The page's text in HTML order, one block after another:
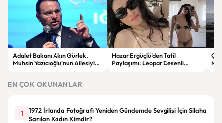
Adalet Bakanı Akın Gürlek,
Muhsin Yazıcıoğlu’nun Ailesiyle
Hazar Ergüçlü’den Tatil
Paylaşımı: Leopar Desenli
EN ÇOK OKUNANLAR
1
1972 İrlanda Fotoğrafı Yeniden Gündemde Sevgilisi İçin Silaha
Sarılan Kadın Kimdir?